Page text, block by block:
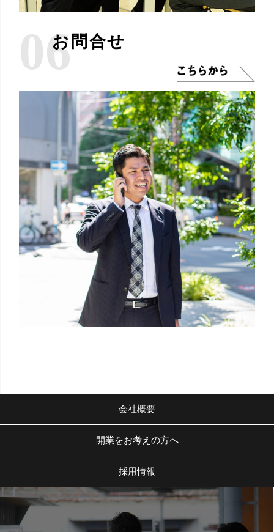
06お問合せ
会社概要
開業をお考えの方へ
採用情報